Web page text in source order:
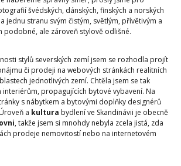
švédských, dánských, finských a norských
jednu stranu svým čistým, světlým, přívětivým a
podobné, ale zároveň stylově odlišné.
stylů severských zemí jsem se rozhodla projít
či prodeji na webových stránkách realitních
jednotlivých zemí. Chtěla jsem se tak
interiérům, propagujících bytové vybavení. Na
s nábytkem a bytovými doplňky designérů
a kultura bydlení ve Skandinávii je obecně
, takže jsem si mnohdy nebyla zcela jistá, zda
prodeje nemovitostí nebo na internetovém